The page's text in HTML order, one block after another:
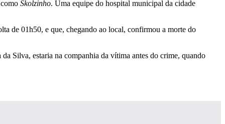
Skolzinho. Uma equipe do hospital municipal da cidade
de 01h50, e que, chegando ao local, confirmou a morte do
Silva, estaria na companhia da vítima antes do crime, quando